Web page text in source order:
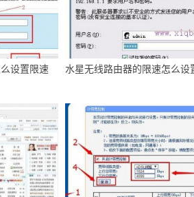
设置限速 水星无线路由器的限速怎么设